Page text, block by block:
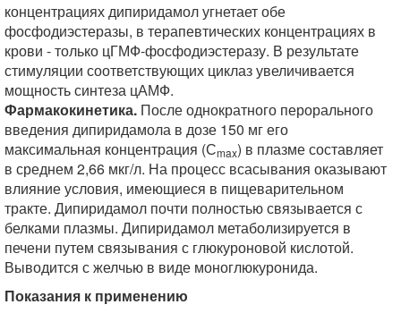
концентрациях дипиридамол угнетает обе
фосфодиэстеразы, в терапевтических концентрациях в
крови - только цГМФ-фосфодиэстеразу. В результате
стимуляции соответствующих циклаз увеличивается
мощность синтеза цАМФ.
Фармакокинетика. После однократного перорального
введения дипиридамола в дозе 150 мг его
максимальная концентрация (Сmax) в плазме составляет
в среднем 2,66 мкг/л. На процесс всасывания оказывают
влияние условия, имеющиеся в пищеварительном
тракте. Дипиридамол почти полностью связывается с
белками плазмы. Дипиридамол метаболизируется в
печени путем связывания с глюкуроновой кислотой.
Выводится с желчью в виде моноглюкуронида.
Показания к применению